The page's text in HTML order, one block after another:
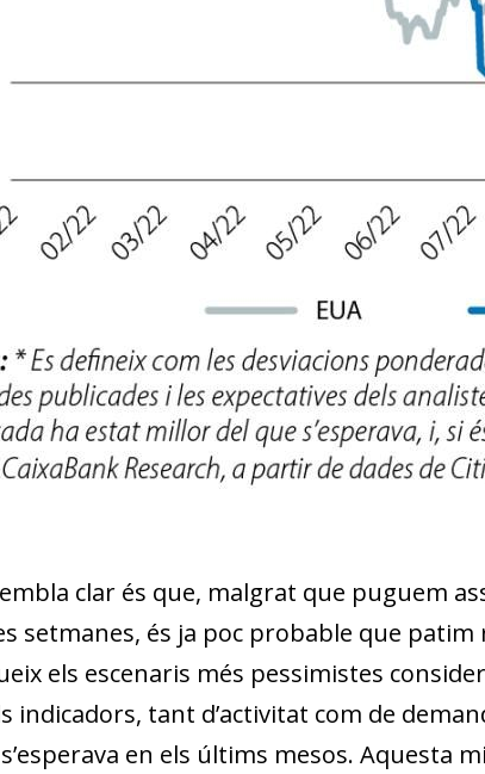
in a new window)
(opens in a new window)
(opens in a new window)
clar és que, malgrat que puguem
setmanes, és ja poc probable que
els escenaris més pessimistes
indicadors, tant d’activitat com de
en els últims mesos. Aquesta